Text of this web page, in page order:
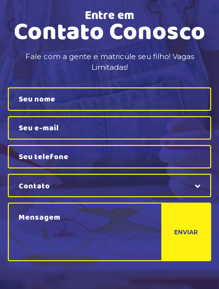
Entre em
Contato Conosco
Fale com a gente e matricule seu filho! Vagas
Limitadas!
Contato
ENVIAR